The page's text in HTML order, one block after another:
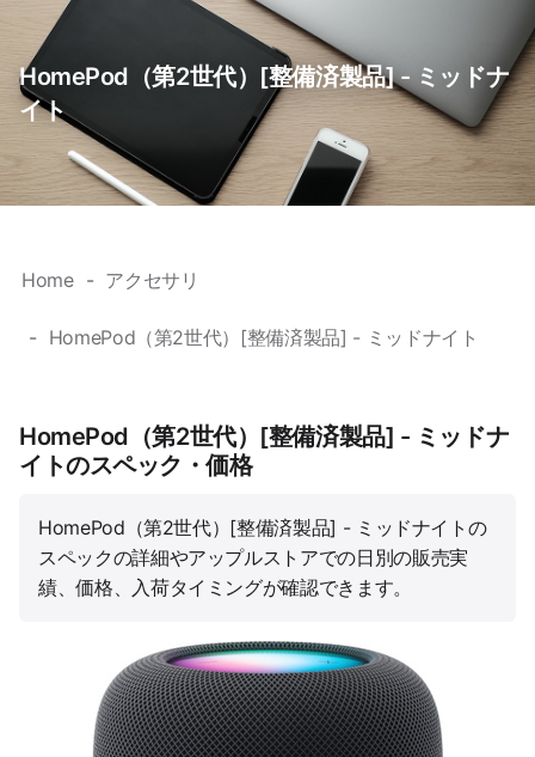
HomePod（第2世代）[整備済製品] - ミッドナ
イト
Home アクセサリ
HomePod（第2世代）[整備済製品] - ミッドナイト
HomePod（第2世代）[整備済製品] - ミッドナ
イトのスペック・価格
HomePod（第2世代）[整備済製品] - ミッドナイトの
スペックの詳細やアップルストアでの日別の販売実
績、価格、入荷タイミングが確認できます。